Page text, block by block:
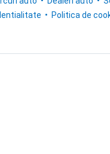
Politica de